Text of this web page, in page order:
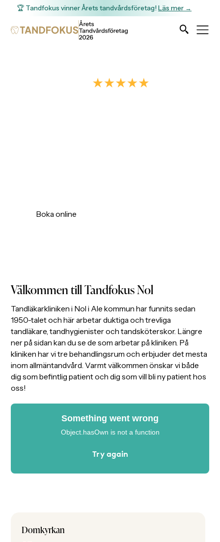
🏆 Tandfokus vinner Årets tandvårdsföretag!Läs mer →
Boka online
Välkommen till Tandfokus Nol
Tandläkarkliniken i Nol i Ale kommun har funnits sedan
1950-talet och här arbetar duktiga och trevliga
tandläkare, tandhygienister och tandsköterskor. Längre
ner på sidan kan du se de som arbetar på kliniken. På
kliniken har vi tre behandlingsrum och erbjuder det mesta
inom allmäntandvård. Varmt välkommen önskar vi både
dig som befintlig patient och dig som vill bli ny patient hos
oss!
Domkyrkan